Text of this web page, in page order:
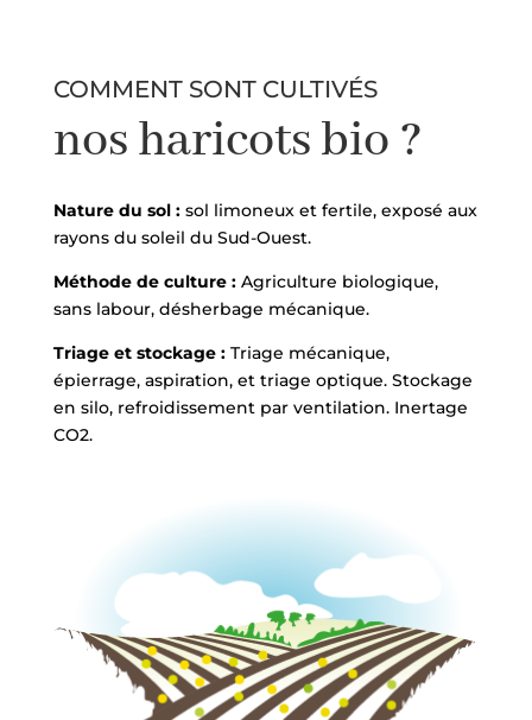
COMMENT SONT CULTIVÉS
nos haricots bio ?
Nature du sol :sol limoneux et fertile, exposé aux
rayons du soleil du Sud-Ouest.
Méthode de culture :Agriculture biologique,
sans labour, désherbage mécanique.
Triage et stockage :Triage mécanique,
épierrage, aspiration, et triage optique. Stockage
en silo, refroidissement par ventilation. Inertage
CO2.